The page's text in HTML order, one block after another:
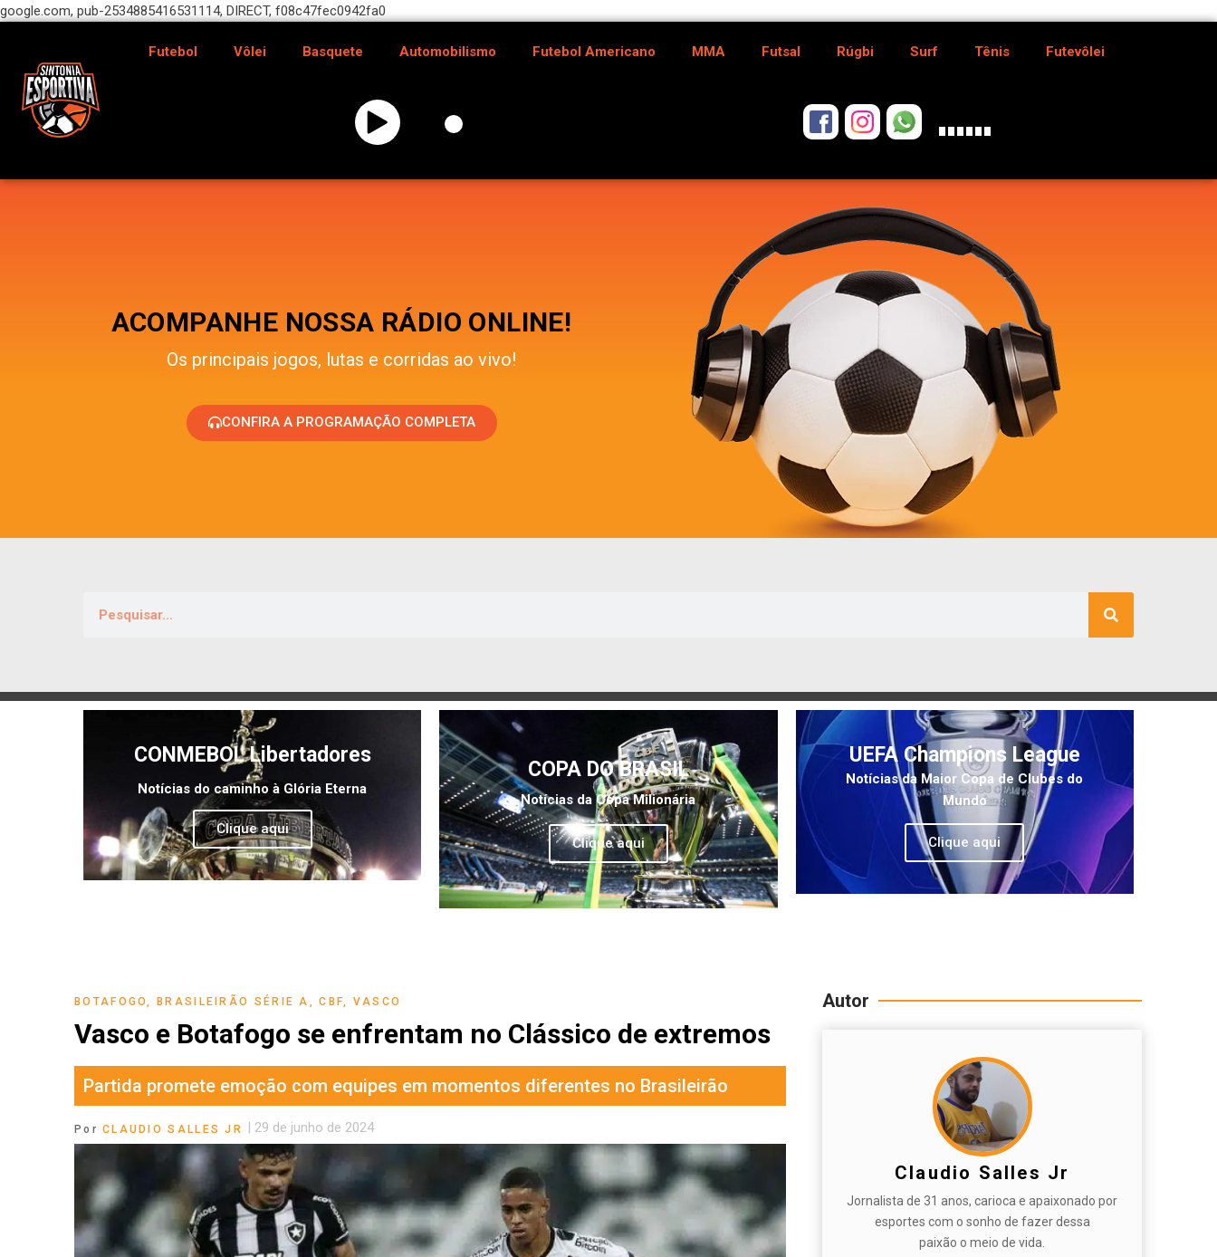
google.com, pub-2534885416531114, DIRECT, f08c47fec0942fa0
Futebol Vôlei Basquete Automobilismo Futebol Americano MMA Futsal Rúgbi Surf Tênis Futevôlei
ACOMPANHE NOSSA RÁDIO ONLINE!
Os principais jogos, lutas e corridas ao vivo!
CONFIRA A PROGRAMAÇÃO COMPLETA
CONMEBOL Libertadores
Notícias do caminho à Glória Eterna
Clique aqui
COPA DO BRASIL
Notícias da Copa Milionária
Clique aqui
UEFA Champions League
Notícias da Maior Copa de Clubes do
Mundo
Clique aqui
BOTAFOGO, BRASILEIRÃO SÉRIE A ,CBF, VASCO
Vasco e Botafogo se enfrentam no Clássico de extremos
Partida promete emoção com equipes em momentos diferentes no Brasileirão
Por CLAUDIO SALLES JR | 29 de junho de 2024
Autor
Claudio Salles Jr
Jornalista de 31 anos, carioca e apaixonado por
esportes com o sonho de fazer dessa
paixão o meio de vida.